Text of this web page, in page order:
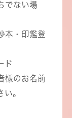
でない場
本・印鑑登
ド
様のお名前
。